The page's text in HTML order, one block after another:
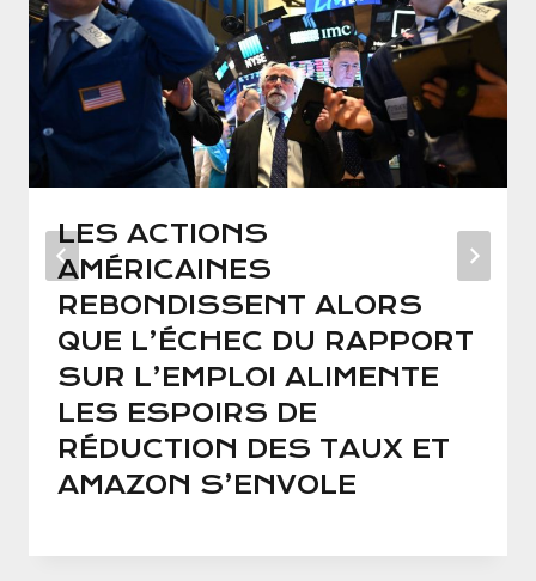
LES ACTIONS
AMÉRICAINES
REBONDISSENT ALORS
QUE L’ÉCHEC DU RAPPORT
SUR L’EMPLOI ALIMENTE
LES ESPOIRS DE
RÉDUCTION DES TAUX ET
AMAZON S’ENVOLE